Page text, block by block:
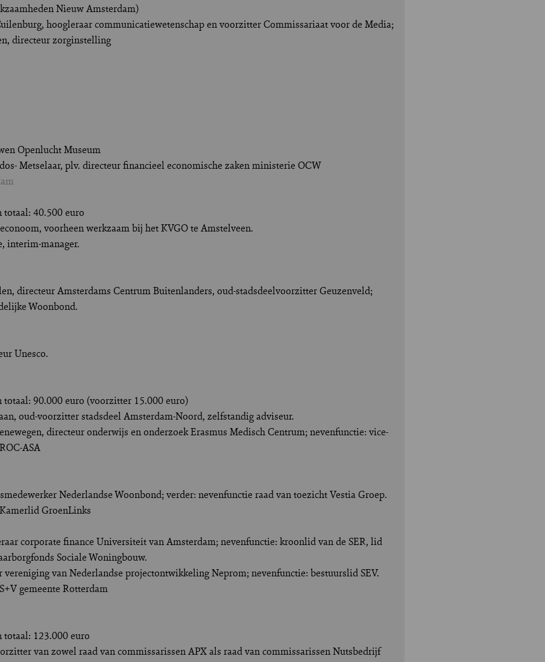
Nieuw Amsterdam)
hoogleraar communicatiewetenschap en voorzitter Commissariaat voor de Media;
directeur zorginstelling
Openlucht Museum
Metselaar, plv. directeur financieel economische zaken ministerie OCW
40.500 euro
voorheen werkzaam bij het KVGO te Amstelveen.
interim-manager.
directeur Amsterdams Centrum Buitenlanders, oud-stadsdeelvoorzitter Geuzenveld;
Woonbond.
Unesco.
90.000 euro (voorzitter 15.000 euro)
oud-voorzitter stadsdeel Amsterdam-Noord, zelfstandig adviseur.
directeur onderwijs en onderzoek Erasmus Medisch Centrum; nevenfunctie: vice-
ASA
Nederlandse Woonbond; verder: nevenfunctie raad van toezicht Vestia Groep.
GroenLinks
corporate finance Universiteit van Amsterdam; nevenfunctie: kroonlid van de SER, lid
Sociale Woningbouw.
vereniging van Nederlandse projectontwikkeling Neprom; nevenfunctie: bestuurslid SEV.
gemeente Rotterdam
123.000 euro
van zowel raad van commissarissen APX als raad van commissarissen Nutsbedrijf